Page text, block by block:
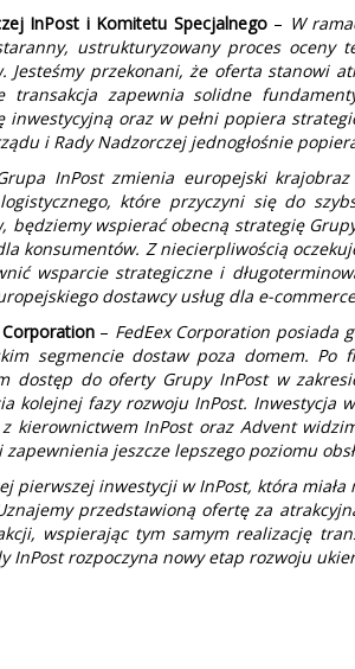
InPost i Komitetu Specjalnego– W
ustrukturyzowany proces
Jesteśmy przekonani, że oferta stanowi
zapewnia solidne
inwestycyjną oraz w pełni popiera
i Rady Nadzorczej jednogłośnie
InPost zmienia europejski
które przyczyni się do
wspierać obecną strategię
Z niecierpliwością
wsparcie strategiczne i
dostawcy usług dla e-
Corporation– FedEex Corporation posiada
segmencie dostaw poza domem.
dostęp do oferty Grupy InPost w
kolejnej fazy rozwoju InPost.
kierownictwem InPost oraz Advent
jeszcze lepszego poziomu
pierwszej inwestycji w InPost, która
przedstawioną ofertę za
wspierając tym samym realizację
InPost rozpoczyna nowy etap rozwoju